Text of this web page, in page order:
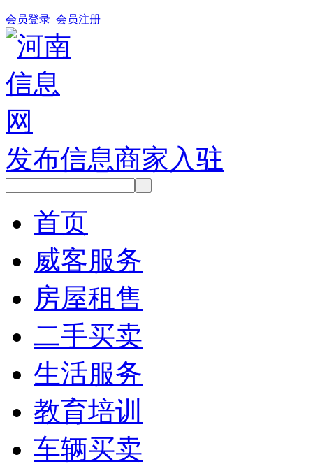
会员登录 会员注册
发布信息商家入驻
首页
威客服务
房屋租售
二手买卖
生活服务
教育培训
车辆买卖